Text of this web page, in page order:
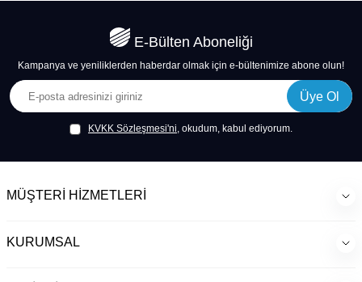
E-Bülten Aboneliği
Kampanya ve yeniliklerden haberdar olmak için e-bültenimize abone olun!
Üye Ol
KVKK Sözleşmesi'ni, okudum, kabul ediyorum.
MÜŞTERI HIZMETLERI
KURUMSAL